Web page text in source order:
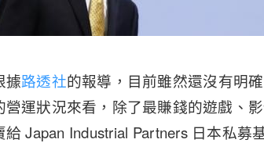
據路透社的報導，目前雖然還沒有明
營運狀況來看，除了最賺錢的遊戲、
給 Japan Industrial Partners 日本私募